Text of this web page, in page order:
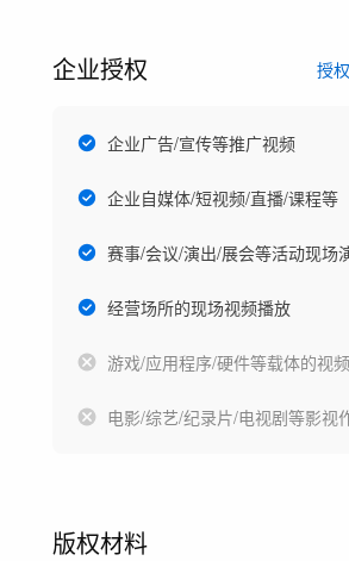
企业授权 授
企业广告/宣传等推广视频
企业自媒体/短视频/直播/课程等
赛事/会议/演出/展会等活动现场
经营场所的现场视频播放
游戏/应用程序/硬件等载体的视
电影/综艺/纪录片/电视剧等影视
版权材料